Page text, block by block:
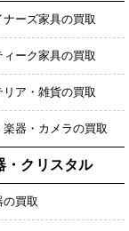
ナーズ家具の買取
ィーク家具の買取
リア・雑貨の買取
楽器・カメラの買取
・クリスタル
の買取